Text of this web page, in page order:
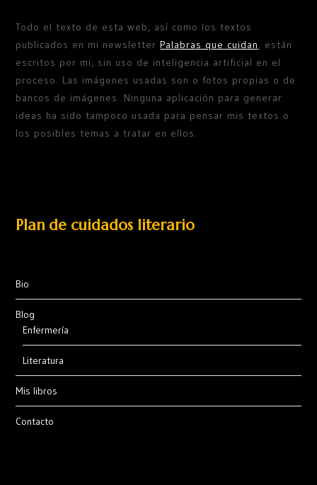
Todo el texto de esta web, así como los textos
publicados en mi newsletterPalabras que cuidan, están
escritos por mí, sin uso de inteligencia artificial en el
proceso. Las imágenes usadas son o fotos propias o de
bancos de imágenes. Ninguna aplicación para generar
ideas ha sido tampoco usada para pensar mis textos o
los posibles temas a tratar en ellos.
Plan de cuidados literario
Bio
Blog
Enfermería
Literatura
Mis libros
Contacto